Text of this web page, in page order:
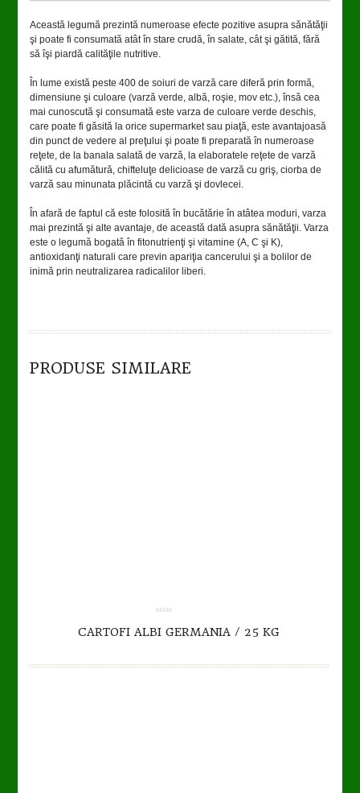
Această legumă prezintă numeroase efecte pozitive asupra sănătăţii
şi poate fi consumată atât în stare crudă, în salate, cât şi gătită, fără
să îşi piardă calităţile nutritive.
În lume există peste 400 de soiuri de varză care diferă prin formă,
dimensiune şi culoare (varză verde, albă, roşie, mov etc.), însă cea
mai cunoscută şi consumată este varza de culoare verde deschis,
care poate fi găsită la orice supermarket sau piaţă, este avantajoasă
din punct de vedere al preţului şi poate fi preparată în numeroase
reţete, de la banala salată de varză, la elaboratele reţete de varză
călită cu afumătură, chifteluţe delicioase de varză cu griş, ciorba de
varză sau minunata plăcintă cu varză şi dovlecei.
În afară de faptul că este folosită în bucătărie în atâtea moduri, varza
mai prezintă şi alte avantaje, de această dată asupra sănătăţii. Varza
este o legumă bogată în fitonutrienţi şi vitamine (A, C şi K),
antioxidanţi naturali care previn apariţia cancerului şi a bolilor de
inimă prin neutralizarea radicalilor liberi.
PRODUSE SIMILARE
out
of
CARTOFI ALBI GERMANIA / 25 KG